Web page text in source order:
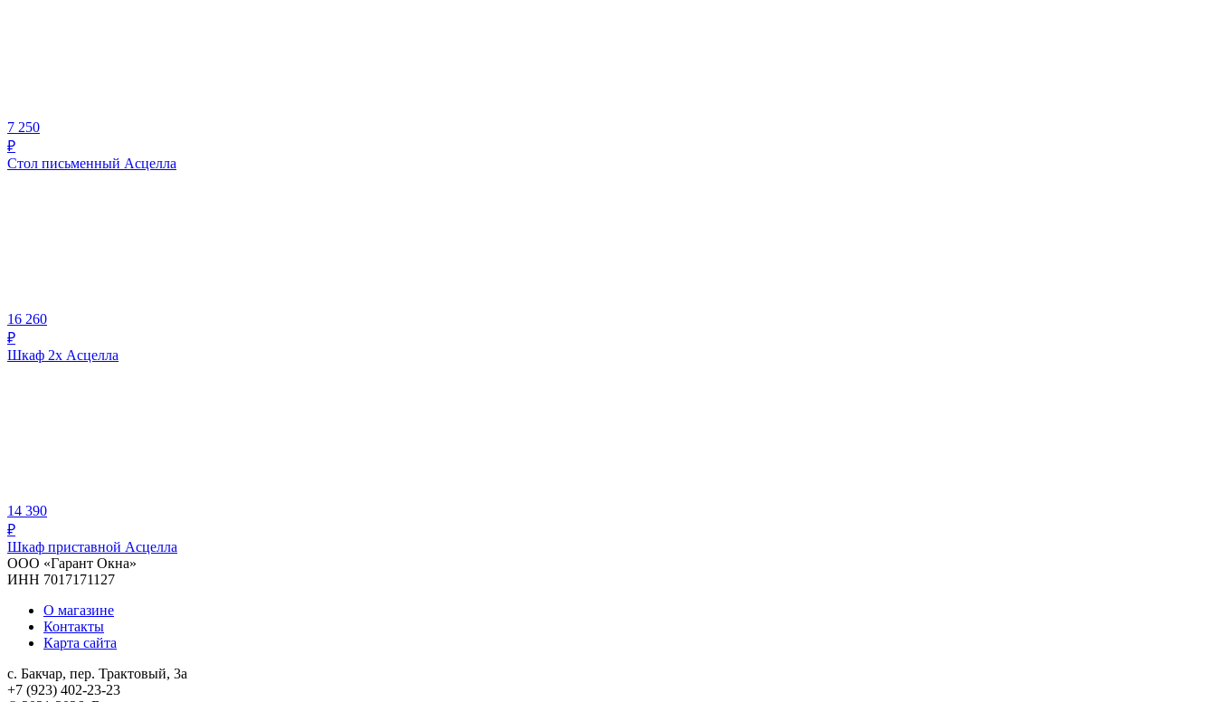
7 250
₽
Стол письменный Асцелла
16 260
₽
Шкаф 2х Асцелла
14 390
₽
Шкаф приставной Асцелла
ООО «Гарант Окна»
ИНН 7017171127
О магазине
Контакты
Карта сайта
с. Бакчар, пер. Трактовый, 3а
+7 (923) 402-23-23